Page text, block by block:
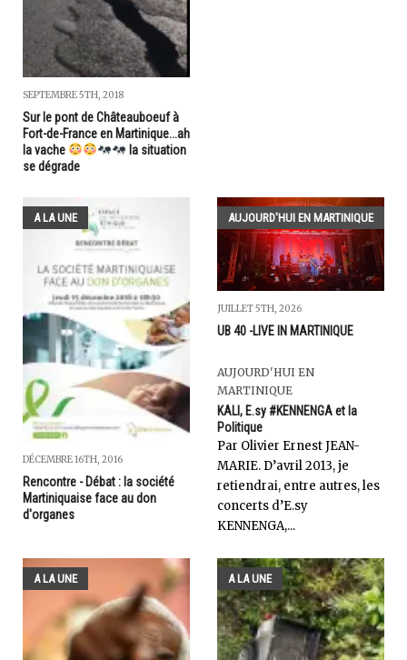
SEPTEMBRE 5TH, 2018
Sur le pont de Châteauboeuf à
Fort-de-France en Martinique...ah
la vache
la situation
se dégrade
A LA UNE
DÉCEMBRE 16TH, 2016
Rencontre - Débat : la société
Martiniquaise face au don
d'organes
AUJOURD'HUI EN MARTINIQUE
JUILLET 5TH, 2026
UB 40 -LIVE IN MARTINIQUE
AUJOURD'HUI EN
MARTINIQUE
KALI, E.sy #KENNENGA et la
Politique
Par Olivier Ernest JEAN-
MARIE. D’avril 2013, je
retiendrai, entre autres, les
concerts d’E.sy
KENNENGA,...
A LA UNE A LA UNE